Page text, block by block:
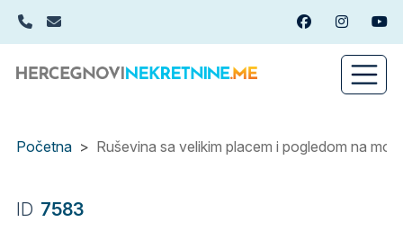
Skip
content
+382(0)67 449 988
info@hercegnovinekretnine.me FacebookInstagram
Početna Ruševina sa velikim placem i pogledom na
ID 7583